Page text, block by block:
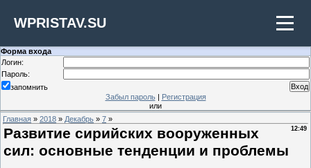
WPRISTAV.SU
Форма входа
Логин:
Пароль:
запомнить
Забыл пароль| Регистрация
или
Главная » 2018 » Декабрь » 7 »
12:49
Развитие сирийских вооруженных
сил: основные тенденции и проблемы